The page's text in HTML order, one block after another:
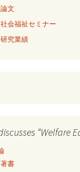
文
会福祉セミナー
究業績
“Welfare
書